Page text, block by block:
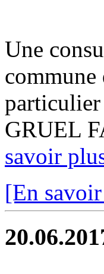
Une
GRUEL
savoir
[En